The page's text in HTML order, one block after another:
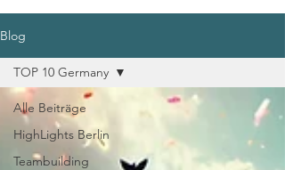
Blog
Alle Beiträge
HighLights Berlin
Teambuilding
TOP 10 Germany